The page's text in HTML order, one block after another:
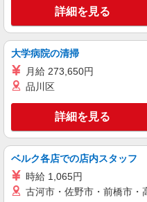
詳細を見る
大学病院の清掃
月給 273,650円
品川区
詳細を見る
ベルク各店での店内スタッフ
時給 1,065円
古河市・佐野市・前橋市・